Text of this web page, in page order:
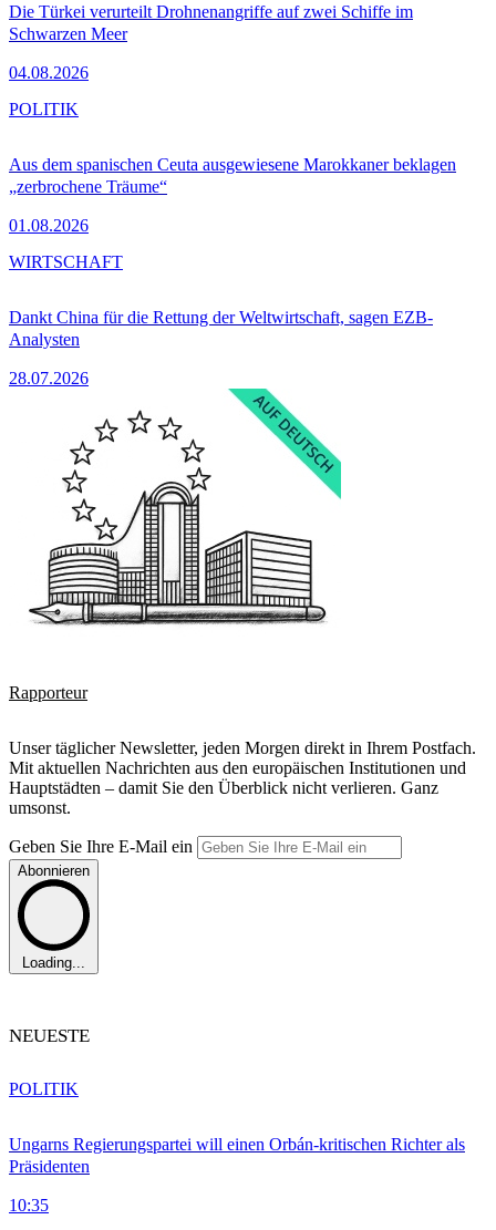
Die Türkei verurteilt Drohnenangriffe auf zwei Schiffe im
Schwarzen Meer
04.08.2026
Aus dem spanischen Ceuta ausgewiesene Marokkaner beklagen
„zerbrochene Träume“
01.08.2026
POLITIK
Dankt China für die Rettung der Weltwirtschaft, sagen EZB-
Analysten
28.07.2026
WIRTSCHAFT
Rapporteur
Unser täglicher Newsletter, jeden Morgen direkt in Ihrem Postfach.
Mit aktuellen Nachrichten aus den europäischen Institutionen und
Hauptstädten – damit Sie den Überblick nicht verlieren. Ganz
umsonst.
Geben Sie Ihre E-Mail ein
Abonnieren
Loading...
NEUESTE
Ungarns Regierungspartei will einen Orbán-kritischen Richter als
Präsidenten
10:35
POLITIK